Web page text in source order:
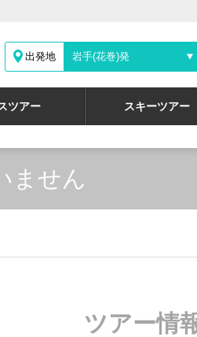
出発地 岩手(花巻)発
ツアー スキーツアー
ません
ツアー情